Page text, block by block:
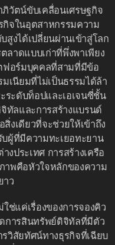
วัตน์ขับเคลื่อนเศรษฐกิจ
กิจในอุตสาหกรรมความ
สูงได้เปลี่ยนผ่านเข้าสู่โลก
าดแบบเก่าที่พึ่งพาเพียง
อร์มบุคคลที่สามที่มีข้อ
เนียมที่ไม่เป็นธรรมได้ล้า
ระดับท็อปและเอเจนซี่ชั้น
ทัลและการสร้างแบรนด์
งเดียวที่จะช่วยให้เข้าถึง
ผู้ที่มีความทะเยอทะยาน
งประเทศ การสร้างเครือ
พคือหัวใจหลักของความ
าว
ช่แค่เรื่องของการจองคิว
การสินทรัพย์ดิจิทัลที่มีตัว
วิสัยทัศน์ทางธุรกิจที่เฉียบ